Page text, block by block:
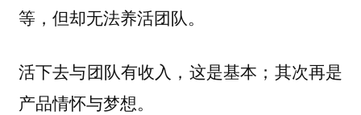
等，但却无法养活团队。
活下去与团队有收入，这是基本；其次再是
产品情怀与梦想。